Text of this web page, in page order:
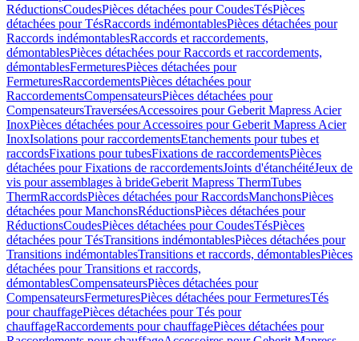
RéductionsCoudesPièces détachées pour CoudesTésPièces
détachées pour TésRaccords indémontablesPièces détachées pour
Raccords indémontablesRaccords et raccordements,
démontablesPièces détachées pour Raccords et raccordements,
démontablesFermeturesPièces détachées pour
FermeturesRaccordementsPièces détachées pour
RaccordementsCompensateursPièces détachées pour
CompensateursTraverséesAccessoires pour Geberit Mapress Acier
InoxPièces détachées pour Accessoires pour Geberit Mapress Acier
InoxIsolations pour raccordementsEtanchements pour tubes et
raccordsFixations pour tubesFixations de raccordementsPièces
détachées pour Fixations de raccordementsJoints d'étanchéitéJeux de
vis pour assemblages à brideGeberit Mapress ThermTubes
ThermRaccordsPièces détachées pour RaccordsManchonsPièces
détachées pour ManchonsRéductionsPièces détachées pour
RéductionsCoudesPièces détachées pour CoudesTésPièces
détachées pour TésTransitions indémontablesPièces détachées pour
Transitions indémontablesTransitions et raccords, démontablesPièces
détachées pour Transitions et raccords,
démontablesCompensateursPièces détachées pour
CompensateursFermeturesPièces détachées pour FermeturesTés
pour chauffagePièces détachées pour Tés pour
chauffageRaccordements pour chauffagePièces détachées pour